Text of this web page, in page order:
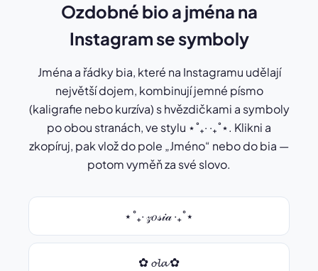
Ozdobné bio a jména na
Instagram se symboly
Jména a řádky bia, které na Instagramu udělají
největší dojem, kombinují jemné písmo
(kaligrafie nebo kurzíva) s hvězdičkami a symboly
po obou stranách, ve stylu ⋆˚₊‧ ‧₊˚⋆. Klikni a
zkopíruj, pak vlož do pole „Jméno“ nebo do bia —
potom vyměň za své slovo.
⋆˚₊‧ 𝓏𝑜𝓈𝒾𝒶 ‧₊˚⋆
✿ 𝓸𝓵𝓪 ✿